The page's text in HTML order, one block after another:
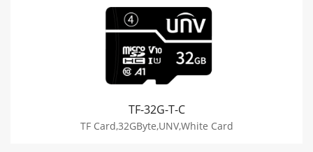
TF-32G-T-C
TF Card,32GByte,UNV,White Card